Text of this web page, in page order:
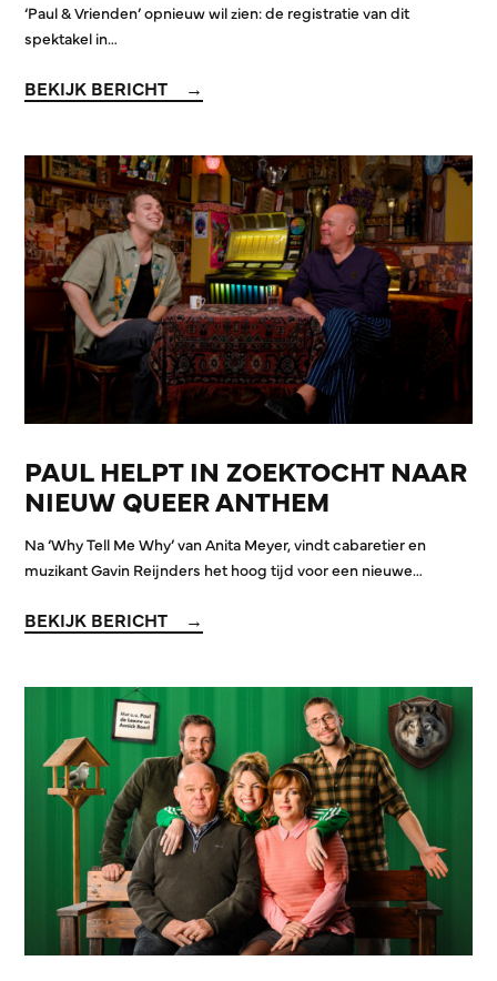
‘Paul & Vrienden’ opnieuw wil zien: de registratie van dit
spektakel in…
BEKIJK BERICHT
PAUL HELPT IN ZOEKTOCHT NAAR
NIEUW QUEER ANTHEM
Na ‘Why Tell Me Why’ van Anita Meyer, vindt cabaretier en
muzikant Gavin Reijnders het hoog tijd voor een nieuwe…
BEKIJK BERICHT